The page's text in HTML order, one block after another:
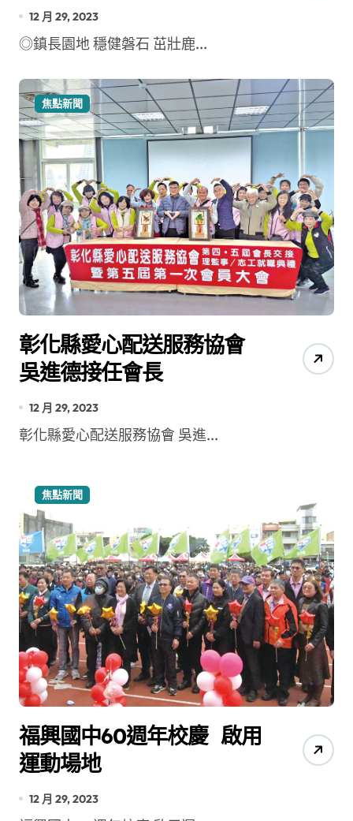
12 月 29, 2023
◎鎮長園地 穩健磐石 茁壯鹿...
焦點新聞
彰化縣愛心配送服務協會
吳進德接任會長
12 月 29, 2023
彰化縣愛心配送服務協會 吳進...
焦點新聞
福興國中60週年校慶 啟用
運動場地
12 月 29, 2023